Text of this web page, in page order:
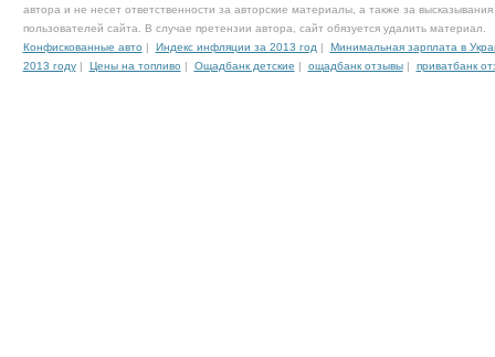
автора и не несет ответственности за авторские материалы, а также за высказывания
пользователей сайта. В случае претензии автора, сайт обязуется удалить материал.
Конфискованные авто | Индекс инфляции за 2013 год | Минимальная зарплата в
2013 году| Цены на топливо | Ощадбанк детские | ощадбанк отзывы| приватбанк